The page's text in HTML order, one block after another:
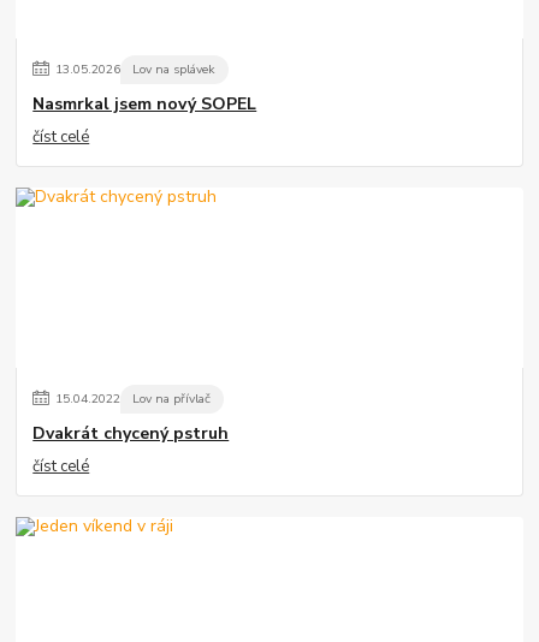
13.05.2026 Lov na splávek
Nasmrkal jsem nový SOPEL
číst celé
15.04.2022 Lov na přívlač
Dvakrát chycený pstruh
číst celé